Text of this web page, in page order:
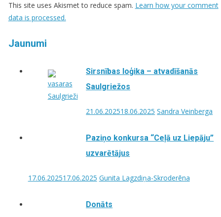
This site uses Akismet to reduce spam. Learn how your comment
data is processed.
Jaunumi
Sirsnības loģika – atvadīšanās
Saulgriežos
21.06.202518.06.2025 Sandra Veinberga
Paziņo konkursa “Ceļā uz Liepāju”
uzvarētājus
17.06.202517.06.2025 Gunita Lagzdiņa-Skroderēna
Donāts